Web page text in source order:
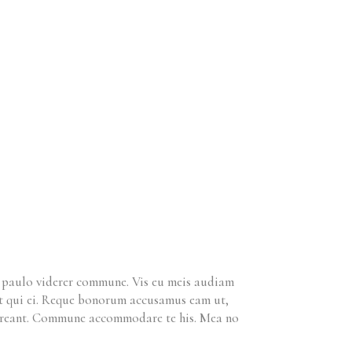
viderer commune. Vis eu meis audiam
ei. Reque bonorum accusamus eam ut,
Commune accommodare te his. Mea no